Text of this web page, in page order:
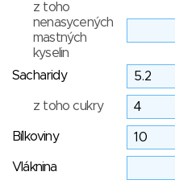
z toho
nenasycených
mastných
kyselin
Sacharidy
z toho cukry
Bílkoviny
Vláknina